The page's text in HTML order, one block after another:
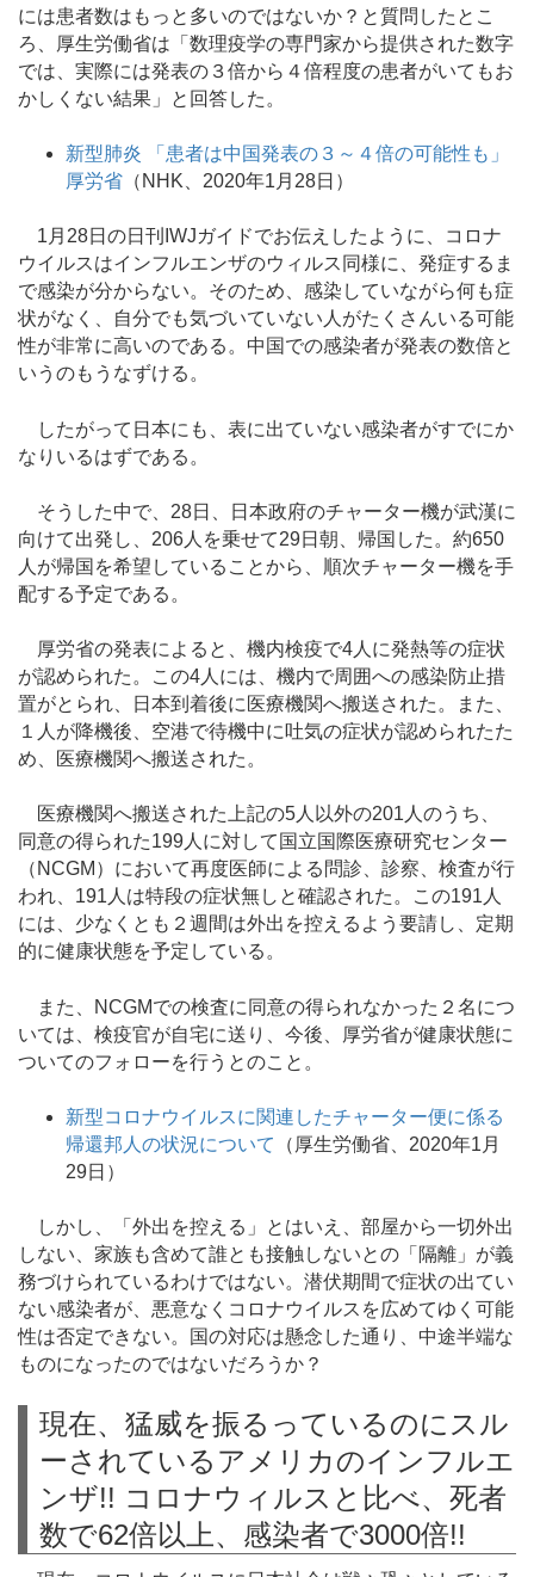
には患者数はもっと多いのではないか？と質問したとこ
ろ、厚生労働省は「数理疫学の専門家から提供された数字
では、実際には発表の３倍から４倍程度の患者がいてもお
かしくない結果」と回答した。
新型肺炎 「患者は中国発表の３～４倍の可能性も」
厚労省 （NHK、2020年1月28日）
1月28日の日刊IWJガイドでお伝えしたように、コロナ
ウイルスはインフルエンザのウィルス同様に、発症するま
で感染が分からない。そのため、感染していながら何も症
状がなく、自分でも気づいていない人がたくさんいる可能
性が非常に高いのである。中国での感染者が発表の数倍と
いうのもうなずける。
したがって日本にも、表に出ていない感染者がすでにか
なりいるはずである。
そうした中で、28日、日本政府のチャーター機が武漢に
向けて出発し、206人を乗せて29日朝、帰国した。約650
人が帰国を希望していることから、順次チャーター機を手
配する予定である。
厚労省の発表によると、機内検疫で4人に発熱等の症状
が認められた。この4人には、機内で周囲への感染防止措
置がとられ、日本到着後に医療機関へ搬送された。また、
１人が降機後、空港で待機中に吐気の症状が認められたた
め、医療機関へ搬送された。
医療機関へ搬送された上記の5人以外の201人のうち、
同意の得られた199人に対して国立国際医療研究センター
（NCGM）において再度医師による問診、診察、検査が行
われ、191人は特段の症状無しと確認された。この191人
には、少なくとも２週間は外出を控えるよう要請し、定期
的に健康状態を予定している。
また、NCGMでの検査に同意の得られなかった２名につ
いては、検疫官が自宅に送り、今後、厚労省が健康状態に
ついてのフォローを行うとのこと。
新型コロナウイルスに関連したチャーター便に係る
帰還邦人の状況について
（厚生労働省、2020年1月
29日）
しかし、「外出を控える」とはいえ、部屋から一切外出
しない、家族も含めて誰とも接触しないとの「隔離」が義
務づけられているわけではない。潜伏期間で症状の出てい
ない感染者が、悪意なくコロナウイルスを広めてゆく可能
性は否定できない。国の対応は懸念した通り、中途半端な
ものになったのではないだろうか？
現在、猛威を振るっているのにスル
ーされているアメリカのインフルエ
ンザ!! コロナウィルスと比べ、死者
数で62倍以上、感染者で3000倍!!